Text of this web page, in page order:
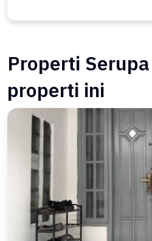
Properti
properti ini